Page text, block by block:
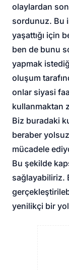
olaylardan
sordunuz. Bu
yaşattığı için
ben de bunu
yapmak
oluşum
onlar siyasi
kullanmaktan
Biz buradaki
beraber
mücadele
Bu şekilde
sağlayabiliriz.
yenilikçi bir